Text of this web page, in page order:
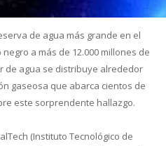
de agua más grande en el
a más de 12.000 millones de
de agua se distribuye alrededor
gaseosa que abarca cientos de
este sorprendente hallazgo.
(Instituto Tecnológico de